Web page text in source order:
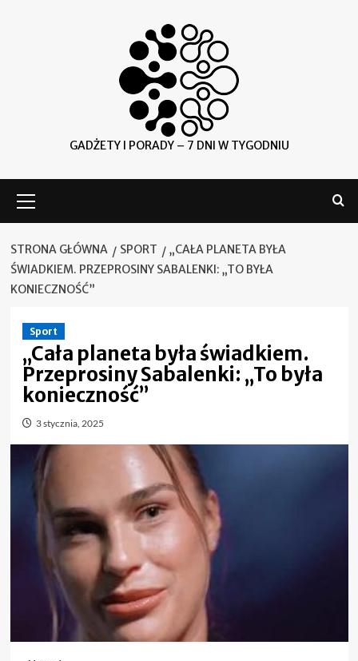
GADŻETY I PORADY – 7 DNI W TYGODNIU
główne
STRONA GŁÓWNA SPORT
„CAŁA PLANETA BYŁA
ŚWIADKIEM. PRZEPROSINY SABALENKI: „TO BYŁA
KONIECZNOŚĆ”
Sport
„Cała planeta była świadkiem.
Przeprosiny Sabalenki: „To była
konieczność”
3 stycznia, 2025